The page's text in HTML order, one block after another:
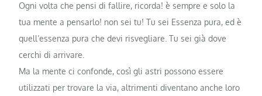
Ogni volta che pensi di fallire, ricorda! è sempre e solo la
tua mente a pensarlo! non sei tu! Tu sei Essenza pura, ed è
quell’essenza pura che devi risvegliare. Tu sei già dove
cerchi di arrivare.
Ma la mente ci confonde, così gli astri possono essere
utilizzati per trovare la via, altrimenti diventano anche loro